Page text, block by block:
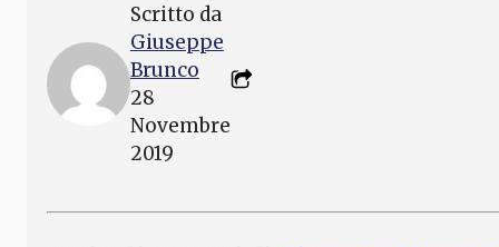
Scritto da
Giuseppe
Brunco
28
Novembre
2019